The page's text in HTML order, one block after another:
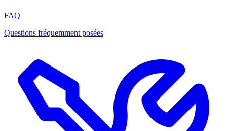
FAQ
Questions fréquemment posées